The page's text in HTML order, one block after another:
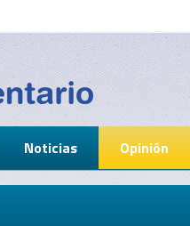
Noticias Opinión